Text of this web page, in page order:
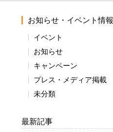
お知らせ・イベント情報
イベント
お知らせ
キャンペーン
プレス・メディア掲載
未分類
最新記事